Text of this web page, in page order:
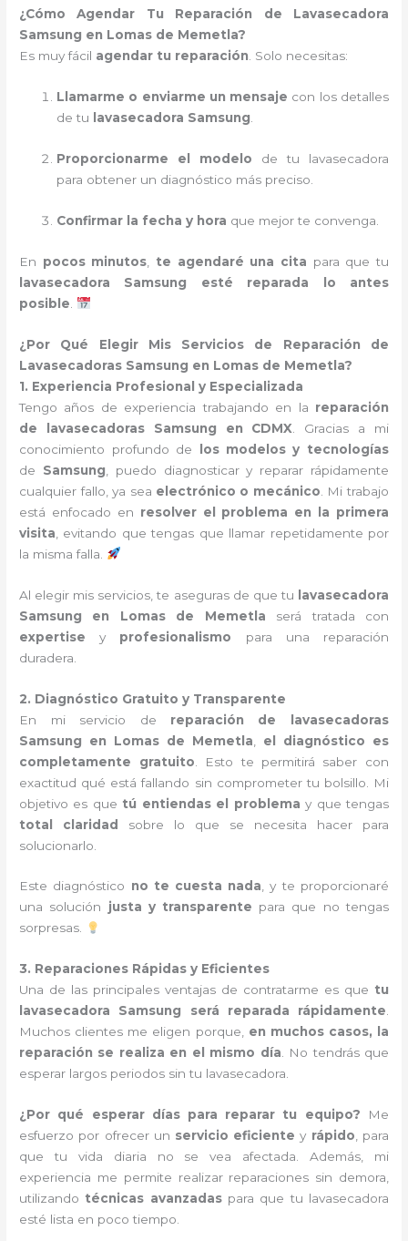
¿Cómo Agendar Tu Reparación de Lavasecadora
Samsung en Lomas de Memetla?
Es muy fácil agendar tu reparación. Solo necesitas:
Llamarme o enviarme un mensaje con los detalles
de tu
lavasecadora Samsung.
Proporcionarme el modelo de tu lavasecadora
para obtener un diagnóstico más preciso.
Confirmar la fecha y hora que mejor te convenga.
En pocos minutos te agendaré una cita para que tu
lavasecadora Samsung esté reparada lo antes
posible
¿Por Qué Elegir Mis Servicios de Reparación de
Lavasecadoras Samsung en Lomas de Memetla?
1. Experiencia Profesional y Especializada
Tengo años de experiencia trabajando en la reparación
de lavasecadoras Samsung en CDMX . Gracias a mi
conocimiento profundo de
los modelos y tecnologías
de Samsung , puedo diagnosticar y reparar rápidamente
cualquier fallo, ya sea electrónico o mecánico . Mi trabajo
está enfocado en resolver el problema en la primera
visita , evitando que tengas que llamar repetidamente por
la misma falla.
Al elegir mis servicios, te aseguras de que tu
lavasecadora
Samsung en Lomas de Memetla será tratada con
expertise y profesionalismo para una reparación
duradera.
2. Diagnóstico Gratuito y Transparente
En mi servicio de reparación de lavasecadoras
Samsung en Lomas de Memetla
el diagnóstico es
completamente gratuito . Esto te permitirá saber con
exactitud qué está fallando sin comprometer tu bolsillo. Mi
objetivo es que tú entiendas el problema y que tengas
total claridad sobre lo que se necesita hacer para
solucionarlo.
Este diagnóstico no te cuesta nada, y te proporcionaré
una solución justa y transparente para que no tengas
sorpresas.
3. Reparaciones Rápidas y Eficientes
Una de las principales ventajas de contratarme es que tu
lavasecadora Samsung será reparada rápidamente.
Muchos clientes me eligen porque, en muchos casos, la
reparación se realiza en el mismo día. No tendrás que
esperar largos periodos sin tu lavasecadora.
¿Por qué esperar días para reparar tu equipo? Me
esfuerzo por ofrecer un servicio eficiente y rápido , para
que tu vida diaria no se vea afectada. Además, mi
experiencia me permite realizar reparaciones sin demora,
utilizando técnicas avanzadaspara que tu lavasecadora
esté lista en poco tiempo.